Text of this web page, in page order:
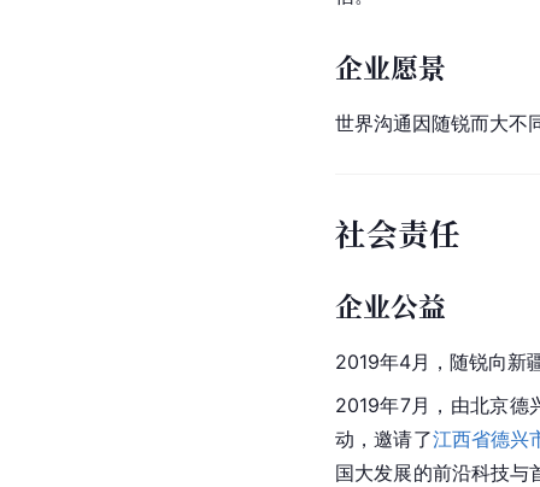
企业愿景
世界沟通因随锐而大不
社会责任
企业公益
2019年4月，随锐向新
2019年7月，由北京德
动，邀请了江西省德兴
国大发展的前沿科技与